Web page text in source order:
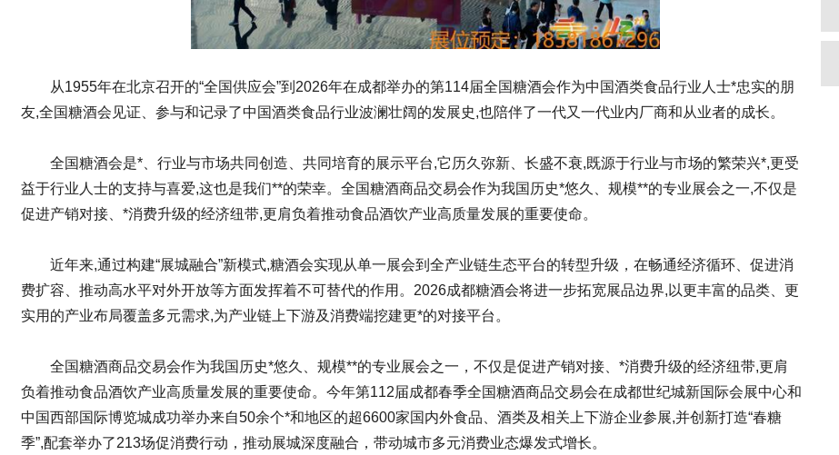
从1955年在北京召开的“全国供应会”到2026年在成都举办的第114届全国糖酒会作为中国酒类食品行业人士*忠实的朋
友,全国糖酒会见证、参与和记录了中国酒类食品行业波澜壮阔的发展史,也陪伴了一代又一代业内厂商和从业者的成长。
全国糖酒会是*、行业与市场共同创造、共同培育的展示平台,它历久弥新、长盛不衰,既源于行业与市场的繁荣兴*,更受
益于行业人士的支持与喜爱,这也是我们**的荣幸。全国糖酒商品交易会作为我国历史*悠久、规模**的专业展会之一,不仅是
促进产销对接、*消费升级的经济纽带,更肩负着推动食品酒饮产业高质量发展的重要使命。
近年来,通过构建“展城融合”新模式,糖酒会实现从单一展会到全产业链生态平台的转型升级，在畅通经济循环、促进消
费扩容、推动高水平对外开放等方面发挥着不可替代的作用。2026成都糖酒会将进一步拓宽展品边界,以更丰富的品类、更
实用的产业布局覆盖多元需求,为产业链上下游及消费端挖建更*的对接平台。
全国糖酒商品交易会作为我国历史*悠久、规模**的专业展会之一，不仅是促进产销对接、*消费升级的经济纽带,更肩
负着推动食品酒饮产业高质量发展的重要使命。今年第112届成都春季全国糖酒商品交易会在成都世纪城新国际会展中心和
中国西部国际博览城成功举办来自50余个*和地区的超6600家国内外食品、酒类及相关上下游企业参展,并创新打造“春糖
季”,配套举办了213场促消费行动，推动展城深度融合，带动城市多元消费业态爆发式增长。